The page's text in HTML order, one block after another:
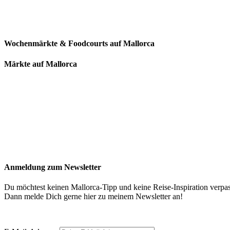
Wochenmärkte & Foodcourts auf Mallorca
Märkte auf Mallorca
Anmeldung zum Newsletter
Du möchtest keinen Mallorca-Tipp und keine Reise-Inspiration
Dann melde Dich gerne hier zu meinem Newsletter an!